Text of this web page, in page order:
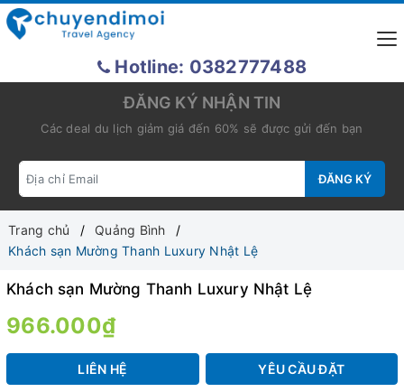
Hotline: 0382777488
ĐĂNG KÝ NHẬN TIN
Các deal du lịch giảm giá đến 60% sẽ được gửi đến bạn
ĐĂNG KÝ
Trang chủ
Quảng Bình
Khách sạn Mường Thanh Luxury Nhật Lệ
Khách sạn Mường Thanh Luxury Nhật Lệ
966.000₫
LIÊN HỆ YÊU CẦU ĐẶT